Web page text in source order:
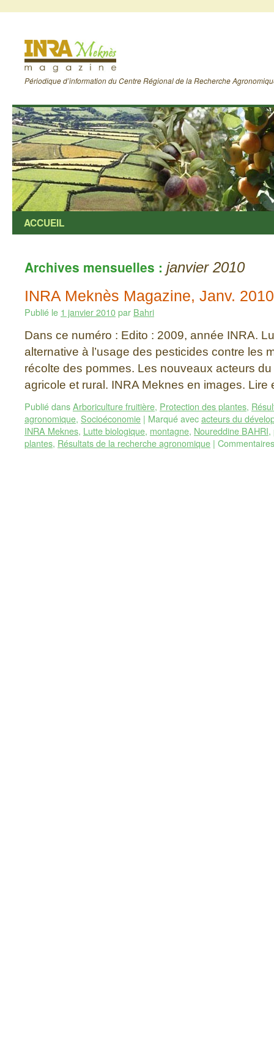
Périodique d’information du Centre Régional de la Recherche
ACCUEIL
Archives mensuelles : janvier 2010
INRA Meknès Magazine, Janv. 2010
Publié le 1 janvier 2010par Bahri
Dans ce numéro : Edito : 2009, année INRA.
alternative à l’usage des pesticides contre les
récolte des pommes. Les nouveaux acteurs
agricole et rural. INRA Meknes en images. Lire
Publié dansArboriculture fruitière, Protection des plantes,
agronomique, Socioéconomie | Marqué avecacteurs du
INRA Meknes, Lutte biologique, montagne, Noureddine BAHRI,
plantes, Résultats de la recherche agronomique |